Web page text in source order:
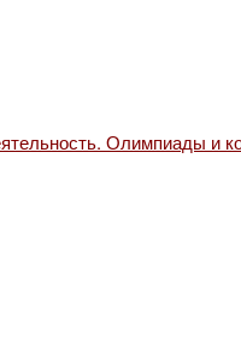
Олимпиады и